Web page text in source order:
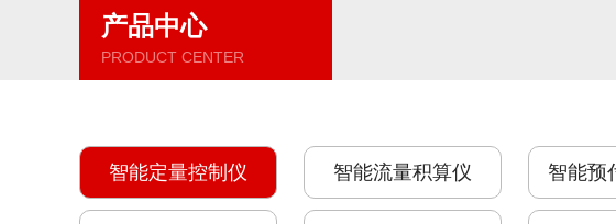
产品中心
PRODUCT CENTER
智能定量控制仪 智能流量积算仪 智能预